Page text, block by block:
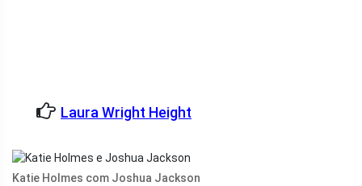
Laura Wright Height
Katie Holmes com Joshua Jackson